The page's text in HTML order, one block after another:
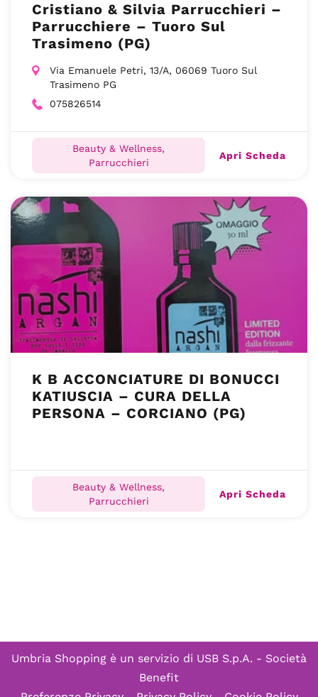
Cristiano & Silvia Parrucchieri –
Parrucchiere – Tuoro Sul
Trasimeno (PG)
Via Emanuele Petri, 13/A, 06069 Tuoro Sul
Trasimeno PG
075826514
Beauty & Wellness,
Parrucchieri
Apri Scheda
K B ACCONCIATURE DI BONUCCI
KATIUSCIA – CURA DELLA
PERSONA – CORCIANO (PG)
Beauty & Wellness,
Parrucchieri
Apri Scheda
Umbria Shopping è un servizio di USB S.p.A. - Società
Benefit